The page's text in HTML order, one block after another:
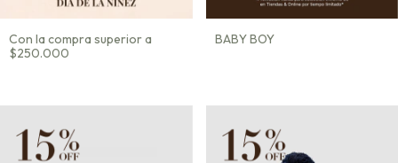
Con la compra superior a
$250.000
BABY BOY